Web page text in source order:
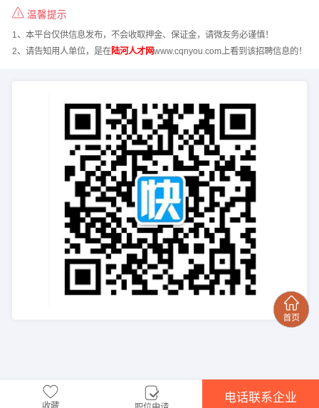
温馨提示
1、本平台仅供信息发布，不会收取押金、保证金，请微友务必谨慎！
2、请告知用人单位，是在陆河人才网www.cqnyou.com上看到该招聘信息的！
电话联系企业